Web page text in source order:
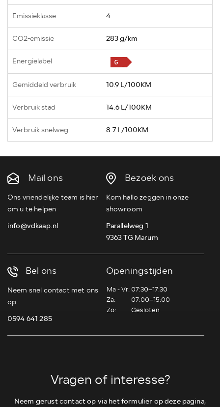
Emissieklasse 4
CO2-emissie 283 g/km
Energielabel
Gemiddeld verbruik 10.9 L/100KM
Verbruik stad 14.6 L/100KM
Verbruik snelweg 8.7 L/100KM
Mail ons
Ons vriendelijke team is hier
om u te helpen
info@vdkaap.nl
Bezoek ons
Kom hallo zeggen in onze
showroom
Parallelweg 1
9363 TG Marum
Bel ons
Neem snel contact met ons
op
0594 641 285
Openingstijden
Ma - Vr: 07:30–17:30
Za:
07:00–15:00
Zo:
Gesloten
Vragen of interesse?
Neem gerust contact op via het formulier op deze pagina,